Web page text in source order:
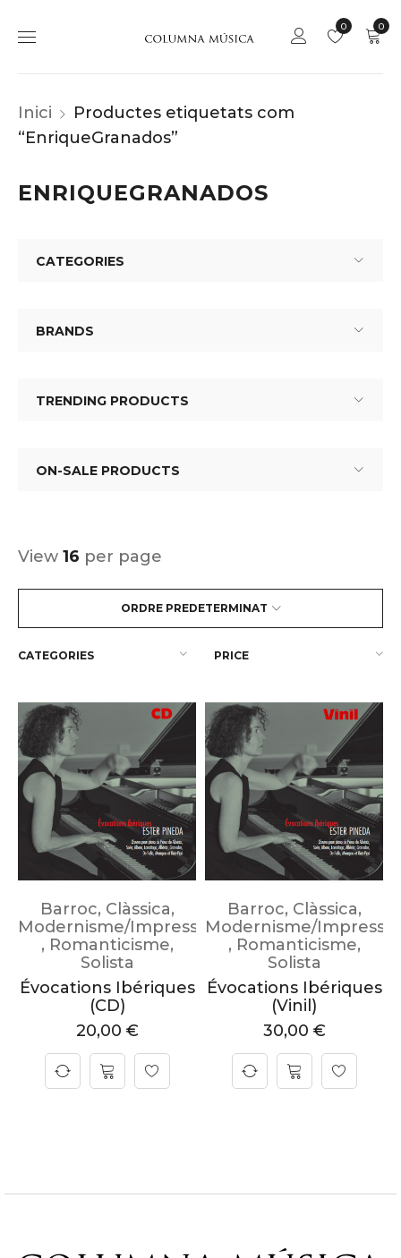
0
0
Inici
Productes etiquetats com
“EnriqueGranados”
ENRIQUEGRANADOS
CATEGORIES
BRANDS
TRENDING PRODUCTS
ON-SALE PRODUCTS
ORDRE PREDETERMINAT
View 16 per page
CATEGORIES PRICE
Barroc, Clàssica,
Modernisme/Impressionisme
, Romanticisme,
Solista
Évocations Ibériques
(CD)
20,00 €
Barroc, Clàssica,
Modernisme/
, Romanticisme,
Solista
Évocations Ibériques
(Vinil)
30,00 €